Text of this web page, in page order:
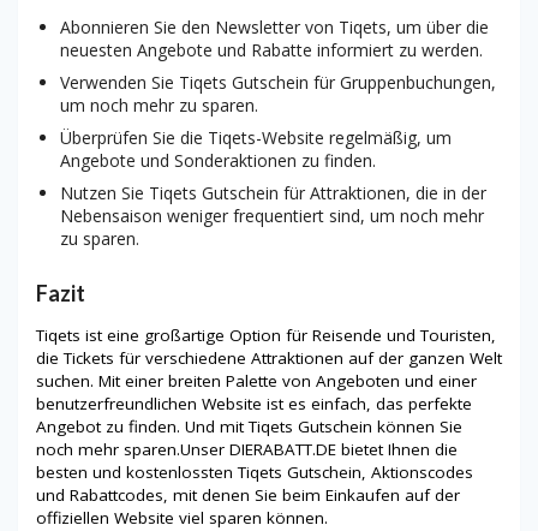
Abonnieren Sie den Newsletter von Tiqets, um über die
neuesten Angebote und Rabatte informiert zu werden.
Verwenden Sie Tiqets Gutschein für Gruppenbuchungen,
um noch mehr zu sparen.
Überprüfen Sie die Tiqets-Website regelmäßig, um
Angebote und Sonderaktionen zu finden.
Nutzen Sie Tiqets Gutschein für Attraktionen, die in der
Nebensaison weniger frequentiert sind, um noch mehr
zu sparen.
Fazit
Tiqets ist eine großartige Option für Reisende und Touristen,
die Tickets für verschiedene Attraktionen auf der ganzen Welt
suchen. Mit einer breiten Palette von Angeboten und einer
benutzerfreundlichen Website ist es einfach, das perfekte
Angebot zu finden. Und mit Tiqets Gutschein können Sie
noch mehr sparen.Unser DIERABATT.DE bietet Ihnen die
besten und kostenlossten Tiqets Gutschein, Aktionscodes
und Rabattcodes, mit denen Sie beim Einkaufen auf der
offiziellen Website viel sparen können.